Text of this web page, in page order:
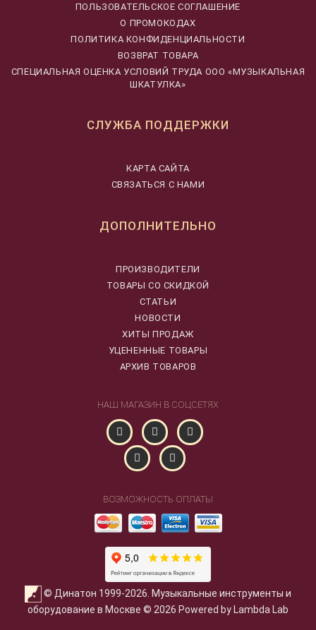
ПОЛЬЗОВАТЕЛЬСКОЕ СОГЛАШЕНИЕ
О ПРОМОКОДАХ
ПОЛИТИКА КОНФИДЕНЦИАЛЬНОСТИ
ВОЗВРАТ ТОВАРА
CПЕЦИАЛЬНАЯ ОЦЕНКА УСЛОВИЙ ТРУДА ООО «МУЗЫКАЛЬНАЯ
ШКАТУЛКА»
СЛУЖБА ПОДДЕРЖКИ
КАРТА САЙТА
СВЯЗАТЬСЯ С НАМИ
ДОПОЛНИТЕЛЬНО
ПРОИЗВОДИТЕЛИ
ТОВАРЫ СО СКИДКОЙ
СТАТЬИ
НОВОСТИ
ХИТЫ ПРОДАЖ
УЦЕНЕННЫЕ ТОВАРЫ
АРХИВ ТОВАРОВ
НАШ МАГАЗИН В СОЦСЕТЯХ
ВОЗМОЖНОСТЬ ОПЛАТЫ
© Динатон 1999-2026. Музыкальные инструменты и
оборудование в Москве © 2026 Powered by Lambda Lab